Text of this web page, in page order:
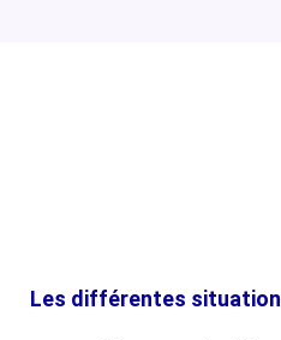
Les différentes